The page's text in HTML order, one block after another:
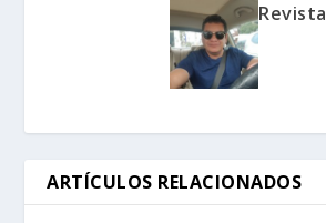
Revista
ARTÍCULOS RELACIONADOS